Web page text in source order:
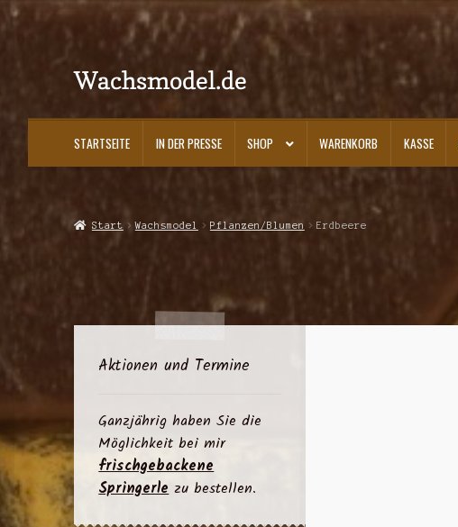
Zur
Navigation
Zum
Inhalt
Wachsmodel.de
STARTSEITE IN DER PRESSE SHOP WARENKORB KASSE
Start Wachsmodel Pflanzen/Blumen Erdbeere
Aktionen und Termine
Ganzjährig haben Sie die
Möglichkeit bei mir
frischgebackene
Springerlezu bestellen.